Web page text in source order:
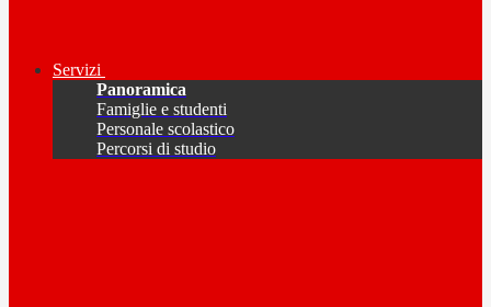
Servizi
Panoramica
Famiglie e studenti
Personale scolastico
Percorsi di studio